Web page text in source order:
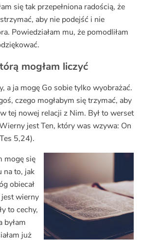
się tak przepełniona radością, że
aby nie podejść i nie
Powiedziałam mu, że pomodliłam
mogłam liczyć
a ja mogę Go sobie tylko wyobrażać.
czego mogłabym się trzymać, aby
tej nowej relacji z Nim. Był to werset
jest Ten, który was wzywa: On
5,24).
mogę się
na to, jak
obiecał
wierny
to cechy,
byłam
już